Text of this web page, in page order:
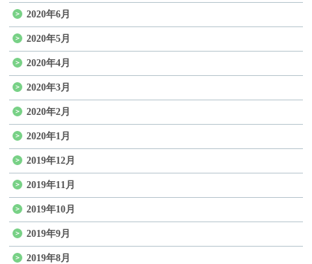
2020年6月
2020年5月
2020年4月
2020年3月
2020年2月
2020年1月
2019年12月
2019年11月
2019年10月
2019年9月
2019年8月